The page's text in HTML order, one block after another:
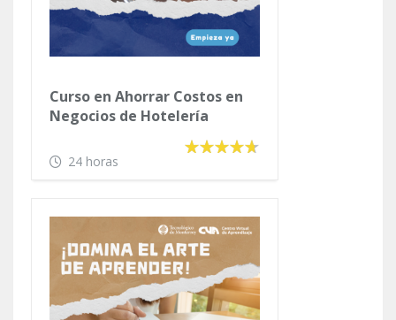
Curso en Ahorrar Costos en
Negocios de Hotelería
24 horas